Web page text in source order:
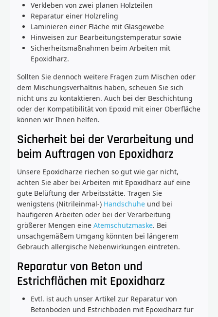
Verkleben von zwei planen Holzteilen
Reparatur einer Holzreling
Laminieren einer Fläche mit Glasgewebe
Hinweisen zur Bearbeitungstemperatur sowie
Sicherheitsmaßnahmen beim Arbeiten mit
Epoxidharz.
Sollten Sie dennoch weitere Fragen zum Mischen oder
dem Mischungsverhältnis haben, scheuen Sie sich
nicht uns zu kontaktieren. Auch bei der Beschichtung
oder der Kompatibilität von Epoxid mit einer Oberfläche
können wir Ihnen helfen.
Sicherheit bei der Verarbeitung und
beim Auftragen von Epoxidharz
Unsere Epoxidharze riechen so gut wie gar nicht,
achten Sie aber bei Arbeiten mit Epoxidharz auf eine
gute Belüftung der Arbeitsstätte. Tragen Sie
wenigstens (Nitrileinmal-) Handschuhe und bei
häufigeren Arbeiten oder bei der Verarbeitung
größerer Mengen eine Atemschutzmaske. Bei
unsachgemäßem Umgang könnten bei längerem
Gebrauch allergische Nebenwirkungen eintreten.
Reparatur von Beton und
Estrichflächen mit Epoxidharz
Evtl. ist auch unser Artikel zur Reparatur von
Betonböden und Estrichböden mit Epoxidharz für